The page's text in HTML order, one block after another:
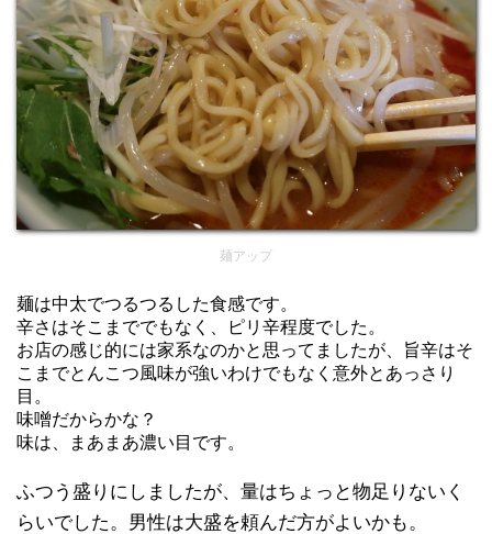
麺アップ
麺は中太でつるつるした食感です。
辛さはそこまででもなく、ピリ辛程度でした。
お店の感じ的には家系なのかと思ってましたが、旨辛はそ
こまでとんこつ風味が強いわけでもなく意外とあっさり
目。
味噌だからかな？
味は、まあまあ濃い目です。
ふつう盛りにしましたが、量はちょっと物足りないく
らいでした。男性は大盛を頼んだ方がよいかも。